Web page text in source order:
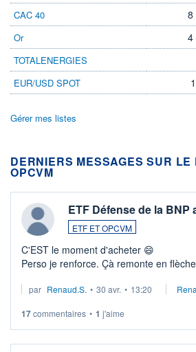
CAC 40 8
Or 4
TOTALENERGIES
EUR/USD SPOT
Gérer mes listes
DERNIERS MESSAGES SUR LE
OPCVM
ETF Défense de la BNP
ETF ET OPCVM
C'EST le moment d'acheter 😄​
Perso je renforce. Çà remonte en
Investissement long terme tip top pour
par Renaud.S. • 30 avr. • 13:20
17commentaires • 1 j'aime